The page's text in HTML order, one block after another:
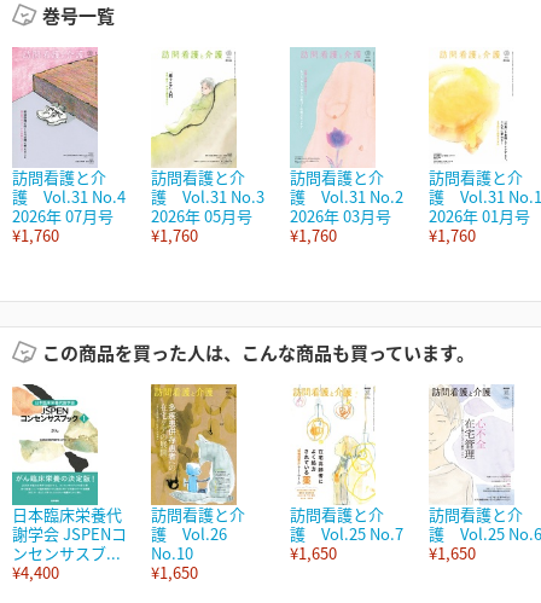
巻号一覧
訪問看護と介
護 Vol.31 No.4
2026年 07月号
¥1,760
訪問看護と介
護 Vol.31 No.3
2026年 05月号
¥1,760
訪問看護と介
護 Vol.31 No.2
2026年 03月号
¥1,760
訪問看護と介
護 Vol.31 No.1
2026年 01月号
¥1,760
この商品を買った人は、こんな商品も買っています。
日本臨床栄養代
謝学会 JSPENコ
ンセンサスブ...
¥4,400
訪問看護と介
護 Vol.26
No.10
¥1,650
訪問看護と介
護 Vol.25 No.7
¥1,650
訪問看護と介
護 Vol.25 No.6
¥1,650